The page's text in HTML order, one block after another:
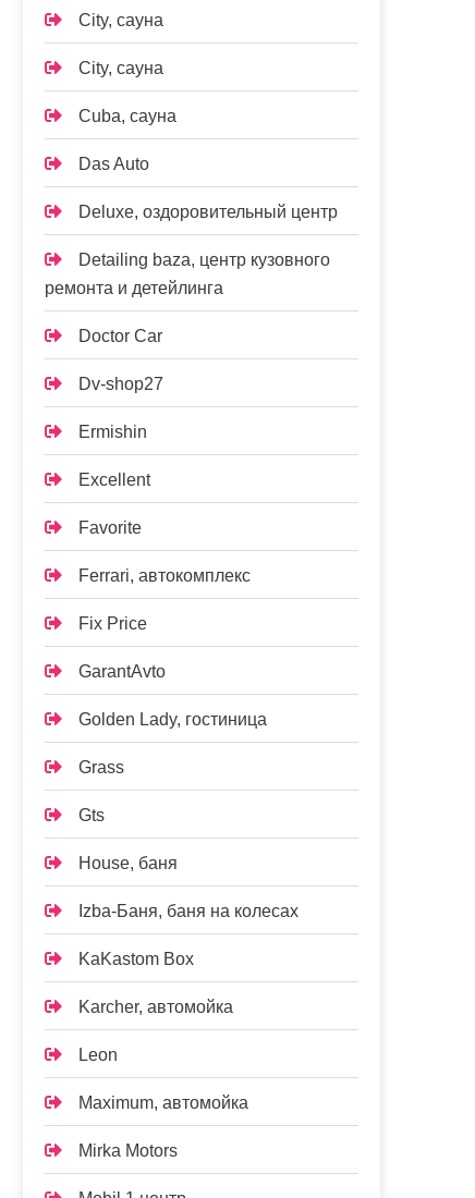
City, сауна
City, сауна
Cuba, сауна
Das Auto
Deluxe, оздоровительный центр
Detailing baza, центр кузовного
ремонта и детейлинга
Doctor Car
Dv-shop27
Ermishin
Excellent
Favorite
Ferrari, автокомплекс
Fix Price
GarantAvto
Golden Lady, гостиница
Grass
Gts
House, баня
Izba-Баня, баня на колесах
KaKastom Box
Karcher, автомойка
Leon
Maximum, автомойка
Mirka Motors